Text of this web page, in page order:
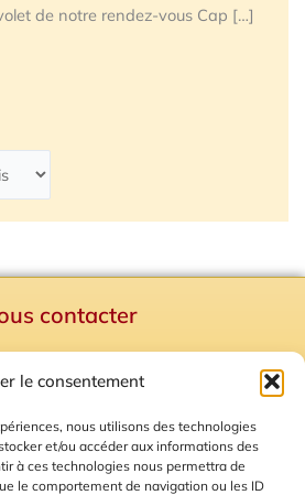
le consentement
nous utilisons des technologies
et/ou accéder aux informations des
à ces technologies nous permettra de
le comportement de navigation ou les ID
de notre rendez-vous Cap […]
contacter
Plan du site
des Cookies